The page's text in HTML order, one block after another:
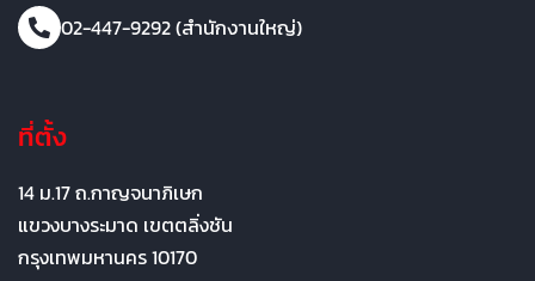
02-447-9292 (สำนักงานใหญ่)
ที่ตั้ง
14 ม.17 ถ.กาญจนาภิเษก
แขวงบางระมาด เขตตลิ่งชัน
กรุงเทพมหานคร 10170